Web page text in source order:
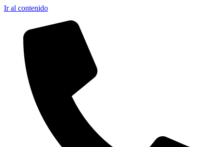
Ir al contenido